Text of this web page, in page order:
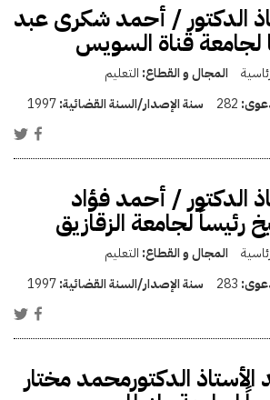
الدكتور / أحمد شكرى عبد
لجامعة قناة السويس
المجال و القطاع: التعليم
282 سنة الإصدار/السنة القضائية:1997
الدكتور / أحمد فؤاد
رئيساً لجامعة الزقازيق
المجال و القطاع: التعليم
283 سنة الإصدار/السنة القضائية:1997
الأستاذ الدكتورمحمد مختار